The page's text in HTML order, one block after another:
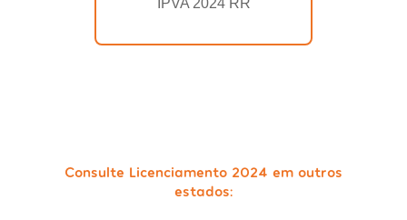
IPVA 2024 RR
Consulte Licenciamento 2024 em outros
estados: